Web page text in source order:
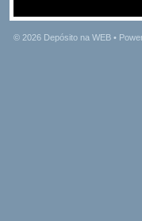
© 2026 Depósito na WEB •